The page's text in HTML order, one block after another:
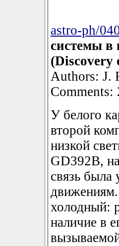
astro-ph/
системы в
(Discovery
Authors: J.
Comments:
У белого
второй
низкой
GD392B,
связь была
холодный:
наличие в